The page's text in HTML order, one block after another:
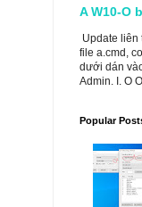
A W10-O
Update liên
file a.cmd,
dưới dán
Admin. I. O
Popular